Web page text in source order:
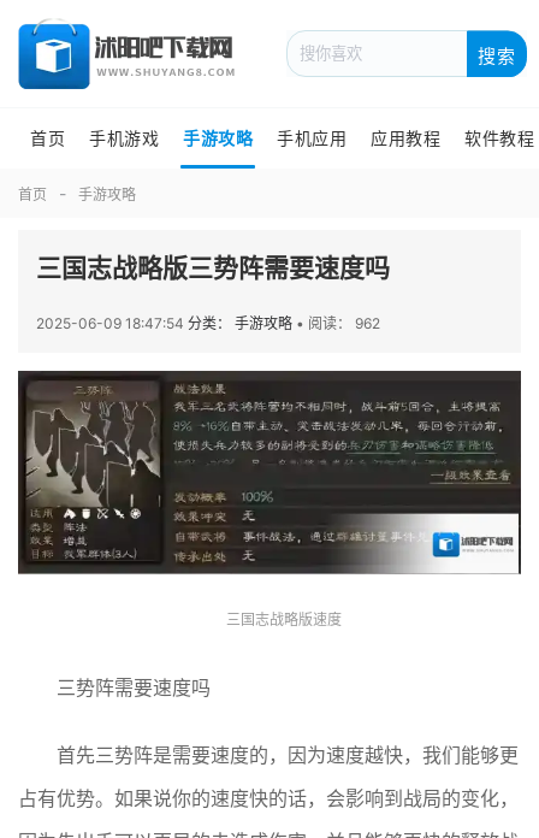
搜索
首页 手机游戏 手游攻略 手机应用 应用教程 软件教程
首页 手游攻略
三国志战略版三势阵需要速度吗
2025-06-09 18:47:54 分类： 手游攻略 • 阅读： 962
三国志战略版速度
三势阵需要速度吗
首先三势阵是需要速度的，因为速度越快，我们能够更
占有优势。如果说你的速度快的话，会影响到战局的变化，